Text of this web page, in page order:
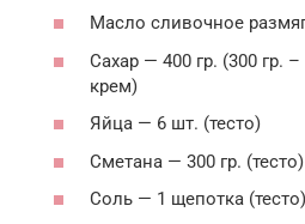
Масло сливочное
Сахар — 400 гр. (300 гр. –
крем)
Яйца — 6 шт. (тесто)
Сметана — 300 гр. (тесто)
Соль — 1 щепотка (тесто)